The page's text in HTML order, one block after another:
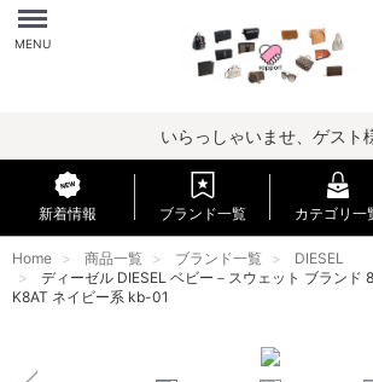
Menu
MENU
いらっしゃいませ、ゲスト
新着情報 ブランド一覧 カテゴリ一
Home 商品一覧 ブランド一覧
DIESEL
ディーゼル DIESEL ベビー－スウェット ブランド
K8AT ネイビー系 kb-01